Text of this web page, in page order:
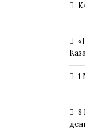
1
8